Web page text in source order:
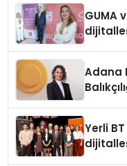
GUMA
Adana
Yerli